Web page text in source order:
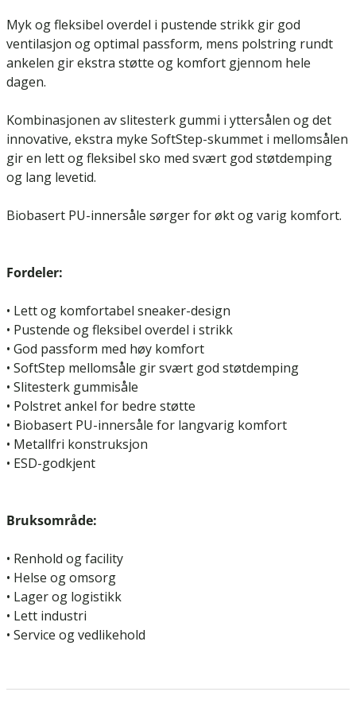
Myk og fleksibel overdel i pustende strikk gir god
ventilasjon og optimal passform, mens polstring rundt
ankelen gir ekstra støtte og komfort gjennom hele
dagen.
Kombinasjonen av slitesterk gummi i yttersålen og det
innovative, ekstra myke SoftStep-skummet i mellomsålen
gir en lett og fleksibel sko med svært god støtdemping
og lang levetid.
Biobasert PU-innersåle sørger for økt og varig komfort.
Fordeler:
• Lett og komfortabel sneaker-design
• Pustende og fleksibel overdel i strikk
• God passform med høy komfort
• SoftStep mellomsåle gir svært god støtdemping
• Slitesterk gummisåle
• Polstret ankel for bedre støtte
• Biobasert PU-innersåle for langvarig komfort
• Metallfri konstruksjon
• ESD-godkjent
Bruksområde:
• Renhold og facility
• Helse og omsorg
• Lager og logistikk
• Lett industri
• Service og vedlikehold